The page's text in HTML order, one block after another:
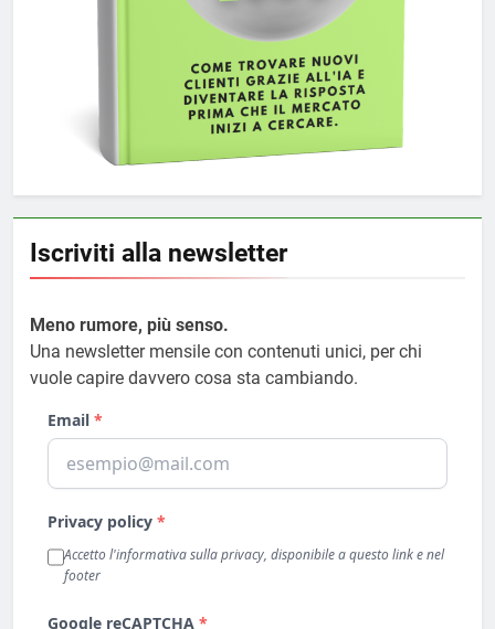
Iscriviti alla newsletter
Meno rumore, più senso.
Una newsletter mensile con contenuti unici, per chi
vuole capire davvero cosa sta cambiando.